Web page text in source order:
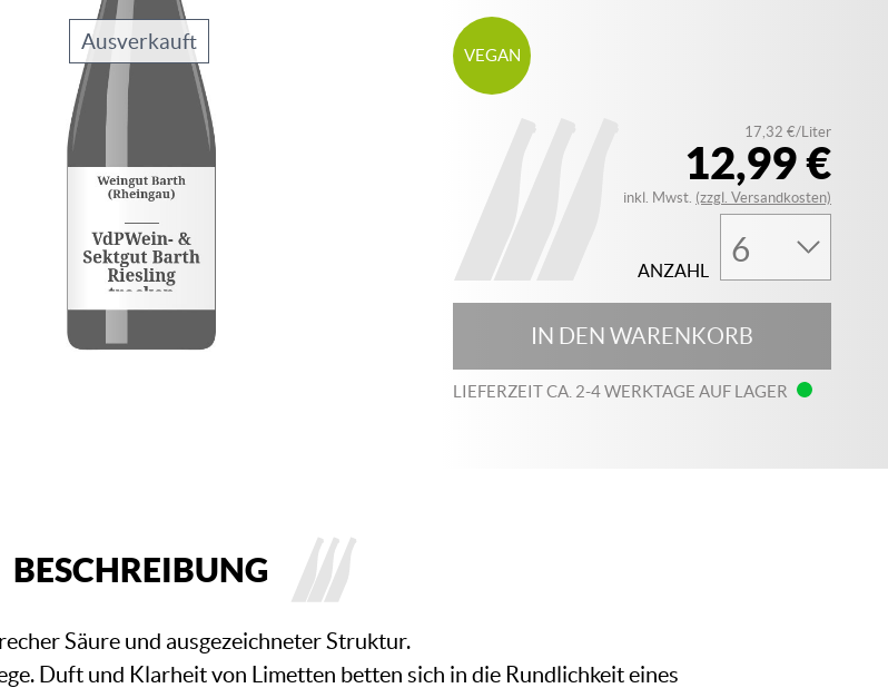
Ausverkauft
VEGAN
12,99 €
17,32 €/Liter
inkl. Mwst. (zzgl. Versandkosten)
ANZAHL
IN DEN WARENKORB
LIEFERZEIT CA. 2-4 WERKTAGE AUF LAGER
BESCHREIBUNG
Säure und ausgezeichneter Struktur.
Duft und Klarheit von Limetten betten sich in die Rundlichkeit eines